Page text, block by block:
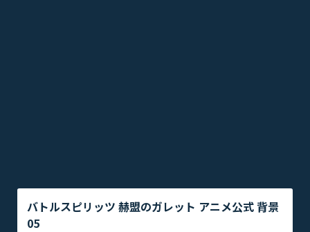
バトルスピリッツ 赫盟のガレット アニメ公式 背景
05